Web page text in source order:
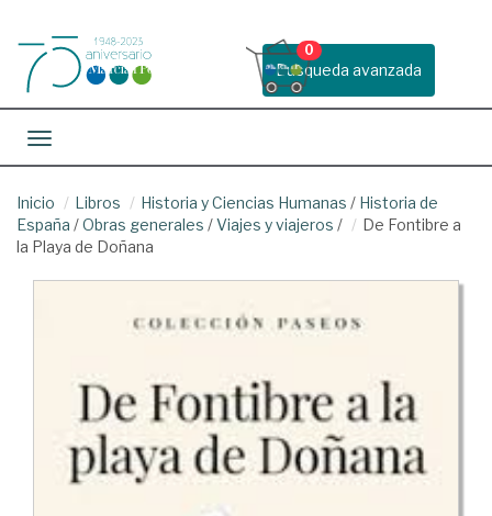
Busqueda avanzada
0
Toggle navigation
Inicio Libros Historia y Ciencias Humanas / Historia de
España /Obras generales /Viajes y viajeros /
De Fontibre a
la Playa de Doñana